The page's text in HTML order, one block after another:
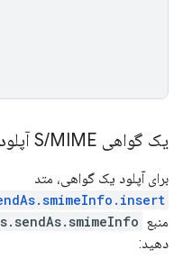
یک گواهی S /MIME آپلود کنید
برای آپلود یک گواهی، متد
منبع
دهید: